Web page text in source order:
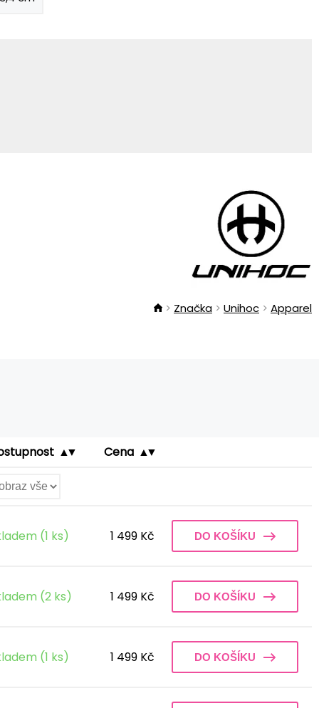
Značka Unihoc Apparel
Cena
(1 ks) 1 499 Kč DO KOŠÍKU
(2 ks) 1 499 Kč DO KOŠÍKU
(1 ks) 1 499 Kč DO KOŠÍKU